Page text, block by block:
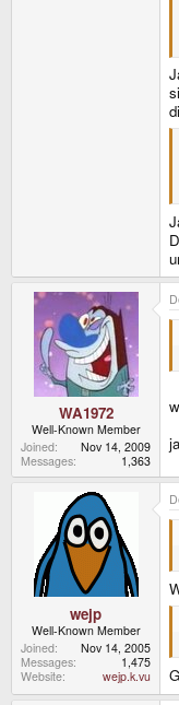
WA1972
Well-Known Member
Joined
Nov 14, 2009
Messages
1,363
wejp
Well-Known Member
Joined
Nov 14, 2005
Messages
1,475
Website
wejp.k.vu